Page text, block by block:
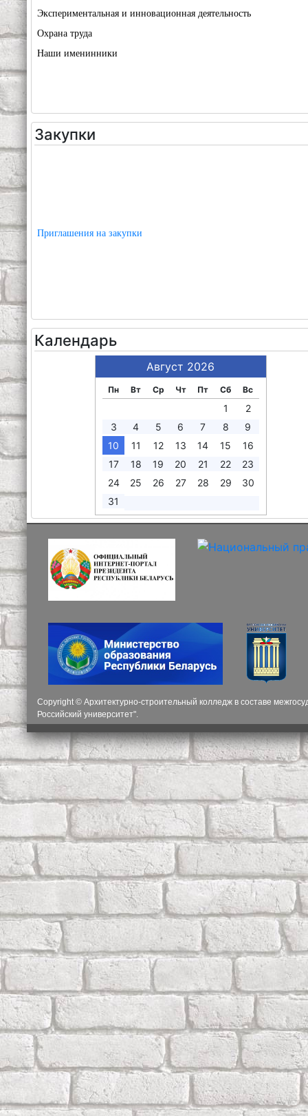
Экспериментальная и инновационная деятельность
Охрана труда
Наши именинники
Закупки
Приглашения на закупки
Календарь
Август 2026
Пн Вт Ср Чт Пт Сб Вс
1
2
3
4 5 6 7 8
9
10
11 12 13 14 15
16
17
18 19 20 21 22
23
24
25 26 27 28 29
30
31
Copyright © Архитектурно-строительный колледж в составе
Российский университет".